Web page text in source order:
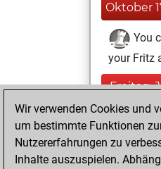
Oktober
You
your Fritz
Freitag,
16, 2021
You
bullet
Wir verwenden Cookies und
um bestimmte Funktionen
Nutzererfahrungen zu
Inhalte auszuspielen.